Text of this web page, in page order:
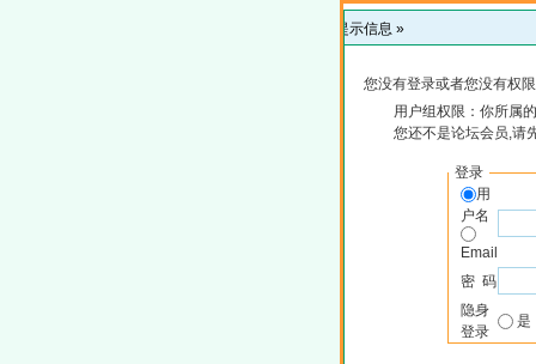
提示信息 »
您没有登录或者您没有权
用户组权限：你所属
您还不是论坛会员,请
登录
用
户名
Email
密 码
隐身
登录